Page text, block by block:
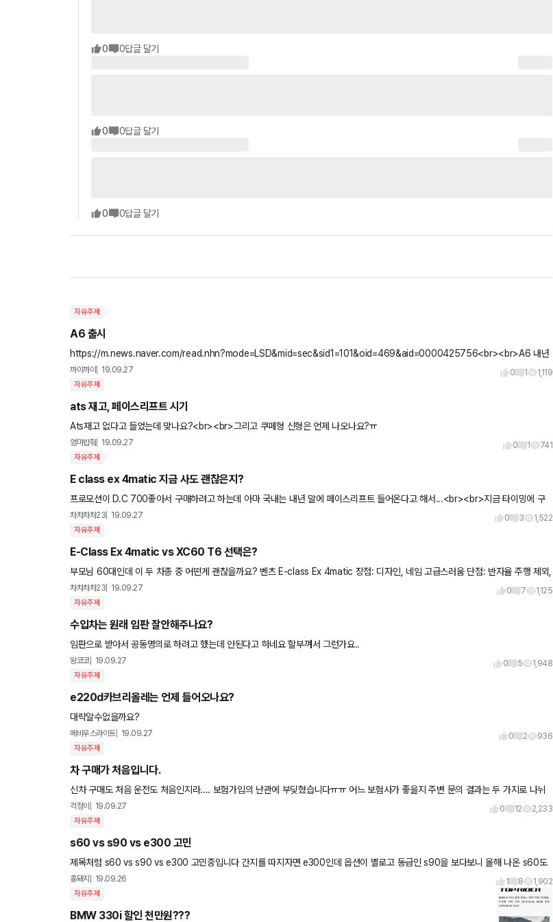
0 0답글 달기
0 0답글 달기
0 0답글 달기
자유주제
A6 출시
https://m.news.naver.com/read.nhn?mode=LSD&mid=sec&sid1=101&oid=469&aid=0000425756<br><br>A6 내년
출시
까이까이 19.09.27 0 1 1,119
자유주제
ats 재고, 페이스리프트 시기
Ats재고 없다고 들었는데 맞나요?<br><br>그리고 쿠페형 신형은 언제 나오나요?ㅠ
엄마밥줘 19.09.27 0 1 741
자유주제
E class ex 4matic 지금 사도 괜찮은지?
프로모션이 D.C 700좋아서 구매하려고 하는데 아마 국내는 내년 말에 페이스리프트 들어온다고 해서...<br><br>지금 타이밍에 구
매해도 나쁘지 않은지요??<br>
차차차차23 19.09.27 0 3 1,522
자유주제
E-Class Ex 4matic vs XC60 T6 선택은?
부모님 60대인데 이 두 차종 중 어떤게 괜찮을까요? 벤츠 E-class Ex 4matic 장점: 디자인, 네임 고급스러움 단점: 반자율 주행 제외,
내년 페이스리프트 의견: 벤츠 페이스리프트
차차차차23 19.09.27 0 7 1,125
자유주제
수입차는 원래 임판 잘안해주나요?
임판으로 받아서 공동명의로 하려고 했는데 안된다고 하네요 할부껴서 그런가요..
왕코코 19.09.27 0 5 1,948
자유주제
e220d카브리올레는 언제 들어오나요?
대략알수없을까요?
메비우스라이트 19.09.27 0 2 936
자유주제
차 구매가 처음입니다.
신차 구매도 처음 운전도 처음인지라.... 보험가입의 난관에 부딪혔습니다ㅠㅠ 어느 보험사가 좋을지 주변 문의 결과는 두 가지로 나뉘
었는데요 1. 다 똑같다. 보험 가격 비교해서 가장 저렴한 곳
걱정이 19.09.27 0 12 2,233
자유주제
s60 vs s90 vs e300 고민
제목처럼 s60 vs s90 vs e300 고민중입니다 간지를 따지자면 e300인데 옵션이 별로고 동급인 s90을 보다보니 올해 나온 s60도
눈에 밟히네요 여러분들의 선택은 어떤지 의견 여쭈어 봅
홍돼지 19.09.26 1 8 1,902
자유주제
BMW 330i 할인 천만원???